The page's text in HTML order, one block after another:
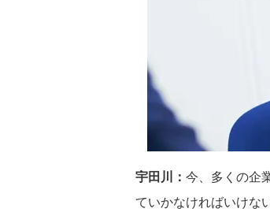
宇田川： 今、多くの企
ていかなければいけな